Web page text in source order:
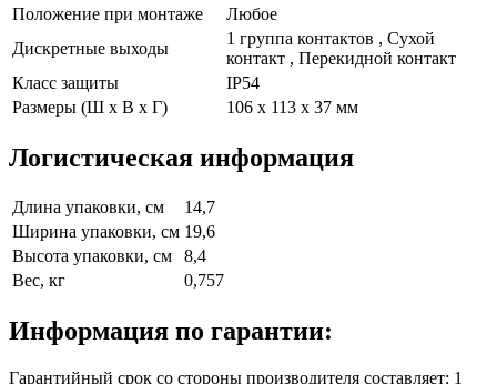
Положение при монтаже
Любое
Дискретные выходы
1 группа контактов , Сухой
контакт , Перекидной контакт
Класс защиты
IP54
Размеры (Ш х В х Г)
106 x 113 x 37 мм
Логистическая информация
Длина упаковки, см
14,7
Ширина упаковки, см 19,6
Высота упаковки, см
8,4
Вес, кг
0,757
Информация по гарантии:
Гарантийный срок со стороны производителя составляет: 1